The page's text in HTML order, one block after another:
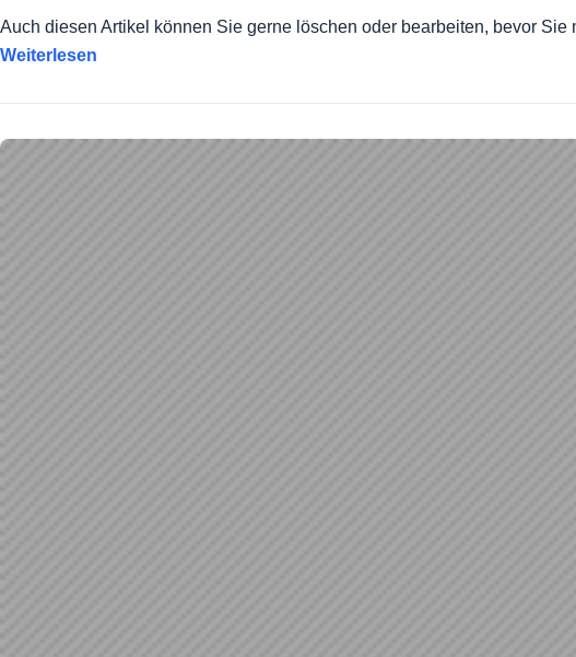
Auch diesen Artikel können Sie gerne löschen oder bearbeiten, bevor
Weiterlesen